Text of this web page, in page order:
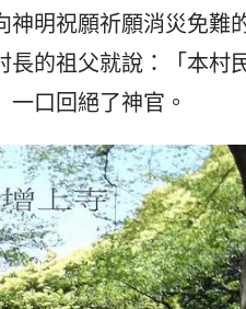
神明祝願祈願消災免難
長的祖父就說：「本村
口回絕了神官。